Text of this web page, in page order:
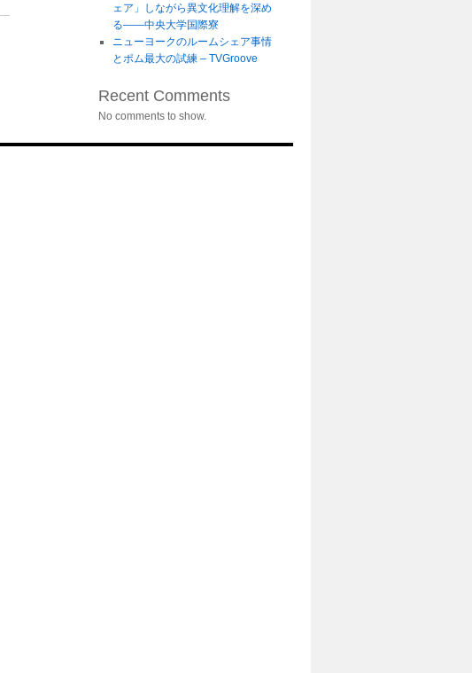
ェア」しながら異文化理解を深め
る――中央大学国際寮
ニューヨークのルームシェア事情
とポム最大の試練 – TVGroove
Recent Comments
No comments to show.